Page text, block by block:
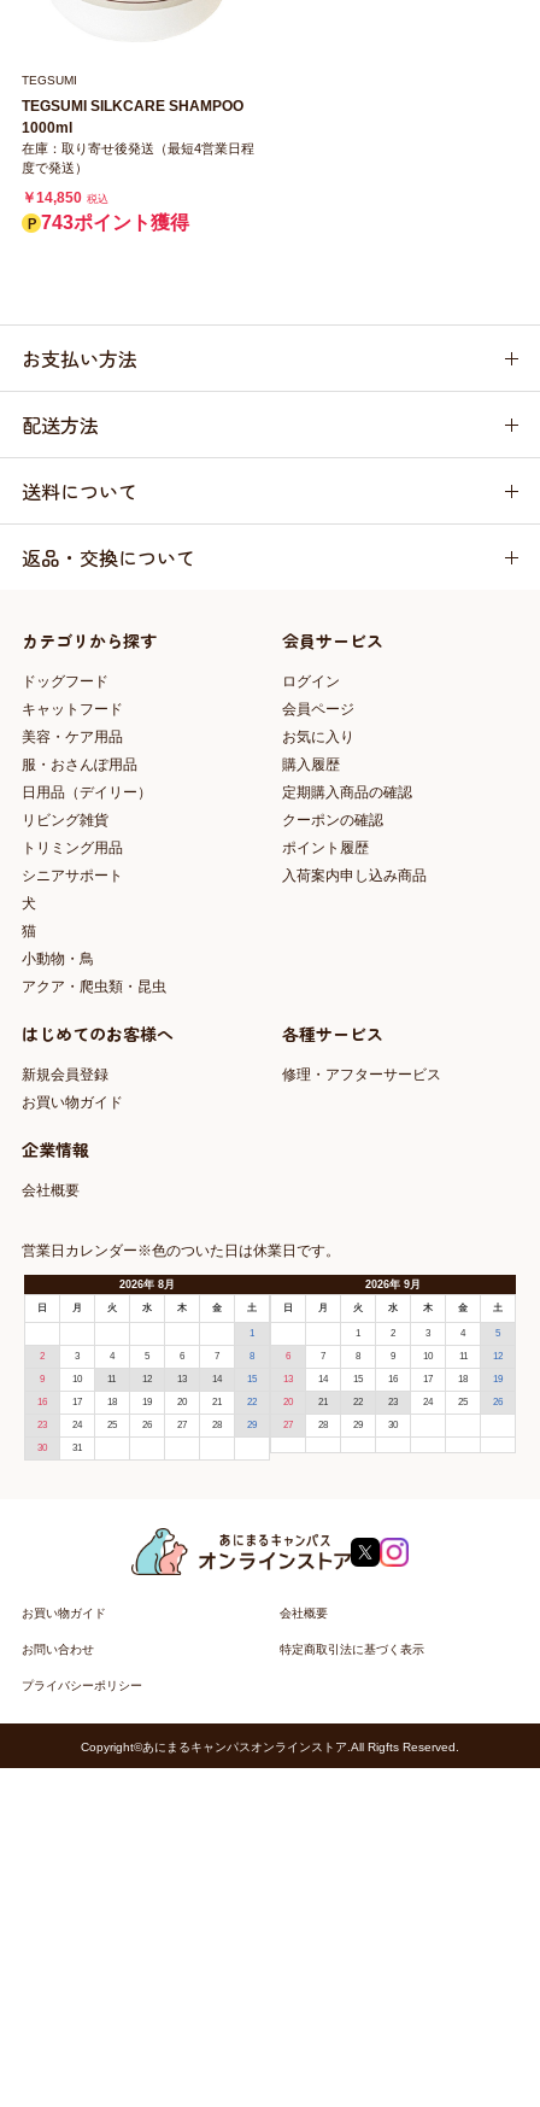
TEGSUMI
TEGSUMI SILKCARE SHAMPOO
1000ml
在庫：取り寄せ後発送（最短4営業日程
度で発送）
￥14,850 税込
743ポイント獲得
お支払い方法
配送方法
送料について
返品・交換について
カテゴリから探す
ドッグフード
キャットフード
美容・ケア用品
服・おさんぽ用品
日用品（デイリー）
リビング雑貨
トリミング用品
シニアサポート
犬
猫
小動物・鳥
アクア・爬虫類・昆虫
会員サービス
ログイン
会員ページ
お気に入り
購入履歴
定期購入商品の確認
クーポンの確認
ポイント履歴
入荷案内申し込み商品
はじめてのお客様へ
新規会員登録
お買い物ガイド
各種サービス
修理・アフターサービス
企業情報
会社概要
営業日カレンダー※色のついた日は休業日です。
2026年 8月
日 月 火 水 木 金 土
1
2 3 4 5 6 7 8
9 10 11 12 13 14 15
16 17 18 19 20 21 22
23 24 25 26 27 28 29
30 31
2026年9月
日 月 火 水 木 金 土
1 2 3 4 5
6 7 8 9 10 11 12
13 14 15 16 17 18 19
20 21 22 23 24 25 26
27 28 29 30
お買い物ガイド 会社概要
お問い合わせ 特定商取引法に基づく表示
プライバシーポリシー
Copyright©あにまるキャンパスオンラインストア.All Rigfts Reserved.